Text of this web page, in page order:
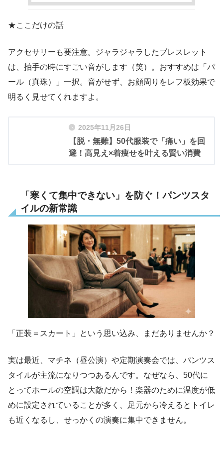
★ここだけの話
アクセサリーも要注意。ジャラジャラしたブレスレット
は、拍手の時にすごい音がします（笑）。おすすめは「パ
ール（真珠）」一択。音がせず、お顔周りをレフ板効果で
明るく見せてくれますよ。
2025年11月26日
【脱・無難】50代服装で「痛い」を回
避！高見え×着痩せを叶える賢い消費
「寒くて集中できない」を防ぐ！パンツスタ
イルの新常識
「正装＝スカート」という思い込み、まだありませんか？
実は最近、マチネ（昼公演）や定期演奏会では、パンツス
タイルが主流になりつつあるんです。なぜなら、50代に
とってホールの空調は大敵だから！楽器のために温度が低
めに設定されていることが多く、足元から冷えるとトイレ
も近くなるし、せっかくの演奏に集中できません。